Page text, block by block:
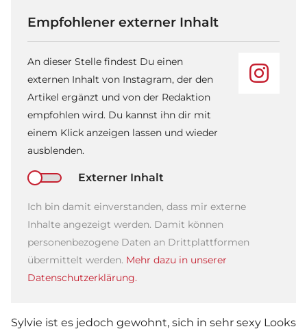
Empfohlener externer Inhalt
An dieser Stelle findest Du einen
externen Inhalt von Instagram, der den
Artikel ergänzt und von der Redaktion
empfohlen wird. Du kannst ihn dir mit
einem Klick anzeigen lassen und wieder
ausblenden.
Externer Inhalt
Ich bin damit einverstanden, dass mir externe
Inhalte angezeigt werden. Damit können
personenbezogene Daten an Drittplattformen
übermittelt werden. Mehr dazu in unserer
Datenschutzerklärung.
Sylvie ist es jedoch gewohnt, sich in sehr sexy Looks